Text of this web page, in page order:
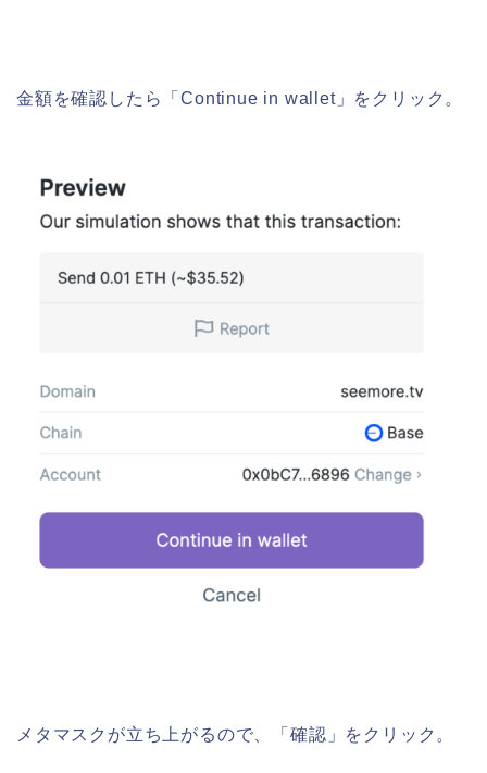
金額を確認したら「Continue in wallet」をクリック。
メタマスクが立ち上がるので、「確認」をクリック。